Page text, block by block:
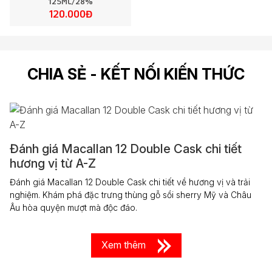
120.000Đ
CHIA SẺ - KẾT NỐI KIẾN THỨC
Đánh giá Macallan 12 Double Cask chi tiết
hương vị từ A-Z
Đánh giá Macallan 12 Double Cask chi tiết về hương vị và trải
nghiệm. Khám phá đặc trưng thùng gỗ sồi sherry Mỹ và Châu
Âu hòa quyện mượt mà độc đáo.
Xem thêm